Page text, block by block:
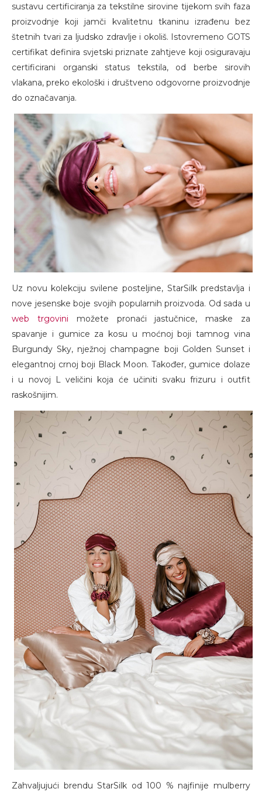
sustavu certificiranja za tekstilne sirovine tijekom svih faza
proizvodnje koji jamči kvalitetnu tkaninu izrađenu bez
štetnih tvari za ljudsko zdravlje i okoliš. Istovremeno GOTS
certifikat definira svjetski priznate zahtjeve koji osiguravaju
certificirani organski status tekstila, od berbe sirovih
vlakana, preko ekološki i društveno odgovorne proizvodnje
do označavanja.
Uz novu kolekciju svilene posteljine, StarSilk predstavlja i
nove jesenske boje svojih popularnih proizvoda. Od sada u
web trgovini možete pronaći jastučnice, maske za
spavanje i gumice za kosu u moćnoj boji tamnog vina
Burgundy Sky, nježnoj champagne boji Golden Sunset i
elegantnoj crnoj boji Black Moon. Također, gumice dolaze
i u novoj L veličini koja će učiniti svaku frizuru i outfit
raskošnijim.
Zahvaljujući brendu StarSilk od 100 % najfinije mulberry